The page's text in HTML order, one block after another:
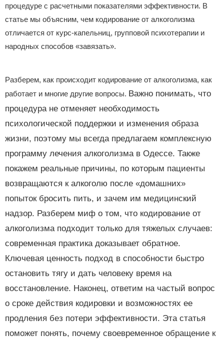
процедуре с расчетными показателями эффективности. В
статье мы объясним, чем кодирование от алкоголизма
отличается от курс‑капельниц, групповой психотерапии и
народных способов «завязать».
Разберем, как происходит кодирование от алкоголизма, как
работает и многие другие вопросы. Важно понимать, что
процедура не отменяет необходимость
психологической поддержки и изменения образа
жизни, поэтому мы всегда предлагаем комплексную
программу лечения алкоголизма в Одессе. Также
покажем реальные причины, по которым пациенты
возвращаются к алкоголю после «домашних»
попыток бросить пить, и зачем им медицинский
надзор. Разберем миф о том, что кодирование от
алкоголизма подходит только для тяжелых случаев:
современная практика доказывает обратное.
Ключевая ценность подход в способности быстро
остановить тягу и дать человеку время на
восстановление. Наконец, ответим на частый вопрос
о сроке действия кодировки и возможностях ее
продления без потери эффективности. Эта статья
поможет понять, почему своевременное обращение к